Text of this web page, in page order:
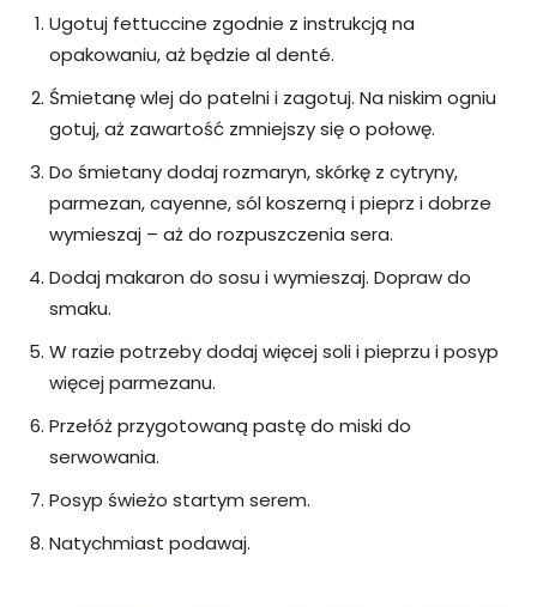
Ugotuj fettuccine zgodnie z instrukcją na
opakowaniu, aż będzie al denté.
Śmietanę wlej do patelni i zagotuj. Na niskim ogniu
gotuj, aż zawartość zmniejszy się o połowę.
Do śmietany dodaj rozmaryn, skórkę z cytryny,
parmezan, cayenne, sól koszerną i pieprz i dobrze
wymieszaj – aż do rozpuszczenia sera.
Dodaj makaron do sosu i wymieszaj. Dopraw do
smaku.
W razie potrzeby dodaj więcej soli i pieprzu i posyp
więcej parmezanu.
Przełóż przygotowaną pastę do miski do
serwowania.
Posyp świeżo startym serem.
Natychmiast podawaj.